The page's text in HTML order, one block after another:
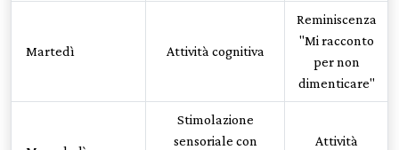
Martedì Attività cognitiva
Reminiscenza
"Mi racconto
per non
dimenticare"
Stimolazione
sensoriale con
Attività